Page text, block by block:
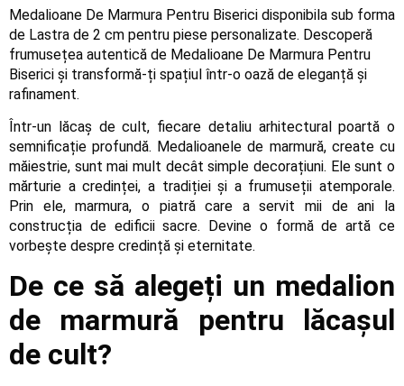
Medalioane De Marmura Pentru Biserici disponibila sub forma
de Lastra de 2 cm pentru piese personalizate. Descoperă
frumusețea autentică de Medalioane De Marmura Pentru
Biserici și transformă-ți spațiul într-o oază de eleganță și
rafinament.
Într-un lăcaș de cult, fiecare detaliu arhitectural poartă o
semnificație profundă. Medalioanele de marmură, create cu
măiestrie, sunt mai mult decât simple decorațiuni. Ele sunt o
mărturie a credinței, a tradiției și a frumuseții atemporale.
Prin ele, marmura, o piatră care a servit mii de ani la
construcția de edificii sacre. Devine o formă de artă ce
vorbește despre credință și eternitate.
De ce să alegeți un medalion
de marmură pentru lăcașul
de cult?